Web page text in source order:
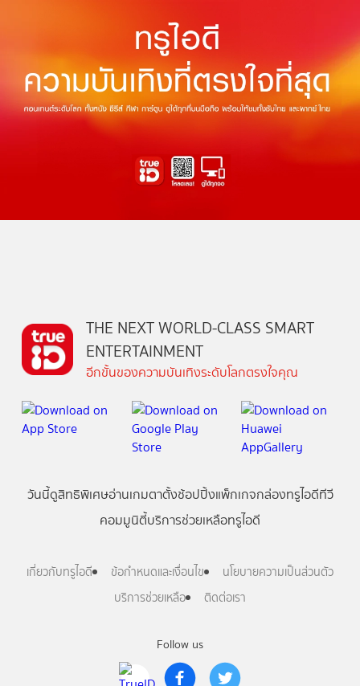
Follow us
THE NEXT WORLD-CLASS SMART
ENTERTAINMENT
อีกขั้นของความบันเทิงระดับโลกตรงใจคุณ
วันนี้ดูสิทธิพิเศษอ่านเกมตาตั้งช้อปปิ้งแพ็กเกจกล่องทรูไอดีทีวี
คอมมูนิตี้บริการช่วยเหลือทรูไอดี
เกี่ยวกับทรูไอดี ข้อกำหนดและเงื่อนไข
นโยบายความเป็นส่วนตัว
บริการช่วยเหลือ
ติดต่อเรา